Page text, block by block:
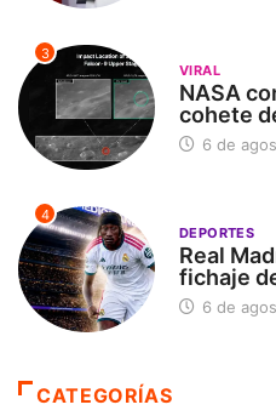
3
VIRAL
NASA
cohete
6 de
4
DEPORTES
Real
fichaje
6 de
CATEGORÍAS